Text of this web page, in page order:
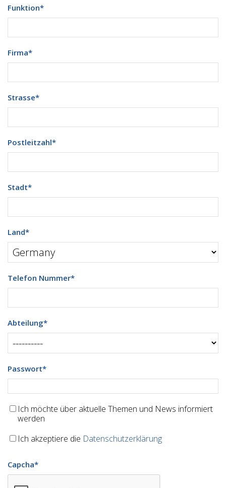
Funktion*
Firma*
Strasse*
Postleitzahl*
Stadt*
Land*
Telefon Nummer*
Abteilung*
Passwort*
Ich möchte über aktuelle Themen und News informiert
werden
Ich akzeptiere die Datenschutzerklärung
Capcha*